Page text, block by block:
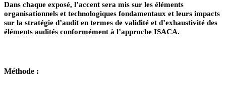
Dans chaque exposé, l’accent sera mis sur les éléments
organisationnels et technologiques fondamentaux et leurs impacts
sur la stratégie d’audit en termes de validité et d’exhaustivité des
éléments audités conformément à l’approche ISACA.
Méthode :